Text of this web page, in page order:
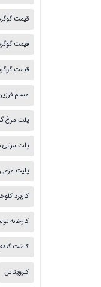
قیمت
قیمت
قیمت
مسلم
پلت مرغ
پلت
پلیت مرغی
کاربرد
کارخانه
کاشت گندم
کلروپتاس